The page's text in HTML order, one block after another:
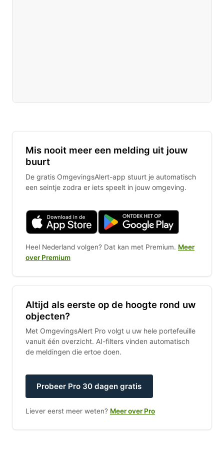
Mis nooit meer een melding uit jouw
buurt
De gratis OmgevingsAlert-app stuurt je automatisch
een seintje zodra er iets speelt in jouw omgeving.
Heel Nederland volgen? Dat kan met Premium. Meer
over Premium
Altijd als eerste op de hoogte rond uw
objecten?
Met OmgevingsAlert Pro volgt u uw hele portefeuille
vanuit één overzicht. AI-filters vinden automatisch
de meldingen die ertoe doen.
Probeer Pro 30 dagen gratis
Liever eerst meer weten? Meer over Pro